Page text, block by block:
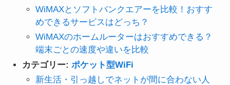
WiMAXとソフトバンクエアーを比較！おすす
めできるサービスはどっち？
WiMAXのホームルーターはおすすめできる？
端末ごとの速度や違いを比較
カテゴリー:ポケット型WiFi
新生活・引っ越しでネットが間に合わない人